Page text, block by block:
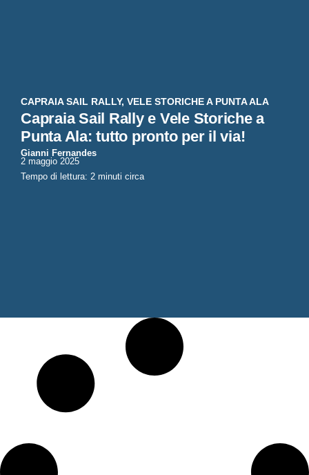
CAPRAIA SAIL RALLY, VELE STORICHE A PUNTA ALA
Capraia Sail Rally e Vele Storiche a
Punta Ala: tutto pronto per il via!
Gianni Fernandes
2 maggio 2025
Tempo di lettura: 2 minuti circa